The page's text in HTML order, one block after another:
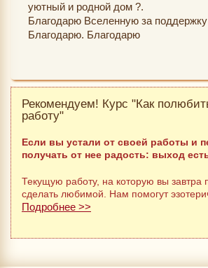
уютный и родной дом ?.
Благодарю Вселенную за
Благодарю. Благодарю
Рекомендуем! Курс "Как
работу"
Если вы устали от своей работы и
получать от нее радость: выход
Текущую работу, на которую вы завтра
сделать любимой. Нам помогут
Подробнее >>